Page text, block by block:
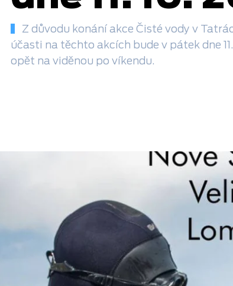
Z důvodu konání akce Čisté vody v
účasti na těchto akcích bude v pátek dne
opět na viděnou po víkendu.